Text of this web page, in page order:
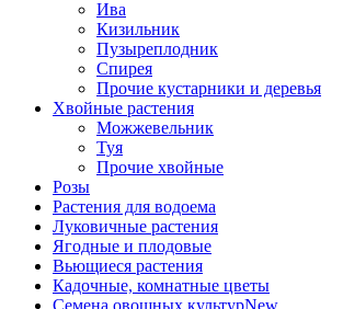
Ива
Кизильник
Пузыреплодник
Спирея
Прочие кустарники и деревья
Хвойные растения
Можжевельник
Туя
Прочие хвойные
Розы
Растения для водоема
Луковичные растения
Ягодные и плодовые
Вьющиеся растения
Кадочные, комнатные цветы